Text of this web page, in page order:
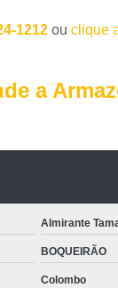
1212 ou clique
a
Almirante
BOQUEIRÃO
Colombo